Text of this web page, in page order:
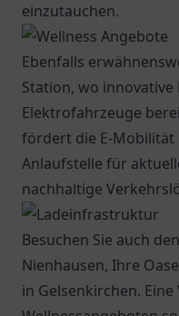
einzutauchen.
Ebenfalls
Station, wo
Elektrofahrzeuge
fördert die E-Mobilität
Anlaufstelle für
nachhaltige
Besuchen Sie auch
Nienhausen, Ihre
in Gelsenkirchen. Eine